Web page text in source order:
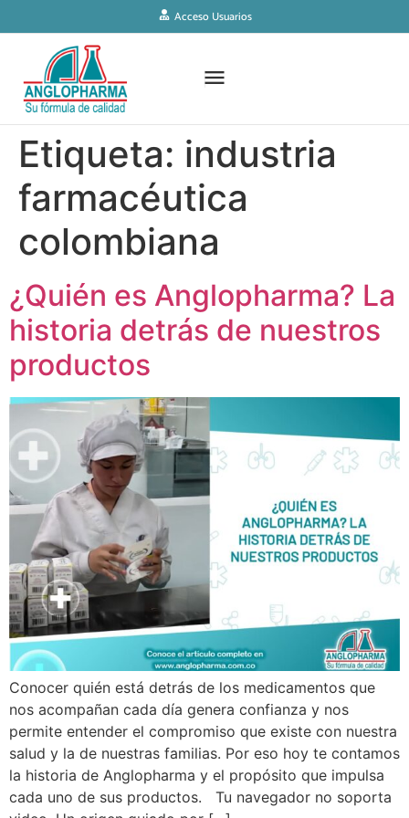
Acceso Usuarios
Etiqueta: industria
farmacéutica
colombiana
¿Quién es Anglopharma? La
historia detrás de nuestros
productos
Conocer quién está detrás de los medicamentos que
nos acompañan cada día genera confianza y nos
permite entender el compromiso que existe con nuestra
salud y la de nuestras familias. Por eso hoy te contamos
la historia de Anglopharma y el propósito que impulsa
cada uno de sus productos. Tu navegador no soporta